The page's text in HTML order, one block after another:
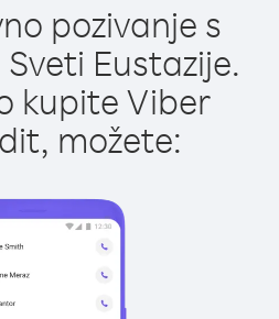
pozivanje s
Eustazije.
kupite Viber
možete: